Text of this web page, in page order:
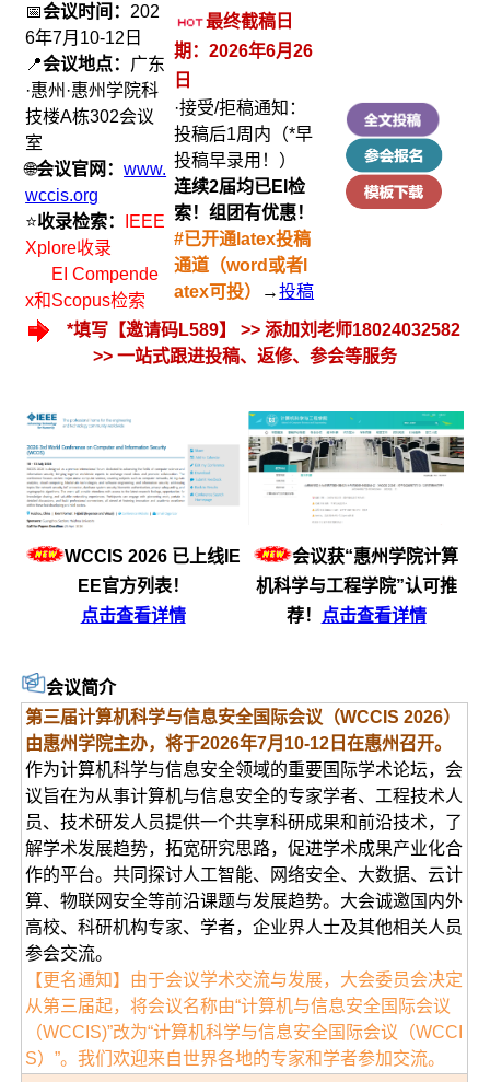
📅会议时间： 202
6年7月10-12日
📍会议地点： 广东
·惠州·惠州学院科
技楼A栋302会议
室
🌐会议官网：www.
wccis.org
⭐收录检索：
IEEE
Xplore收录
EI Compende
x和Scopus检索
最终截稿日
期：2026年6月26
日
·接受/拒稿通知：
投稿后1周内（*早
投稿早录用！）
连续2届均已EI检
索！组团有优惠！
#已开通latex投稿
通道（word或者l
atex可投） →投稿
*填写【邀请码L589】 >> 添加刘老师18024032582
>> 一站式跟进投稿、返修、参会等服务
WCCIS 2026 已上线IE
EE官方列表！
点击查看详情
会议获“惠州学院计算
机科学与工程学院”认可推
荐！
点击查看详情
会议简介
第三届计算机科学与信息安全国际会议（WCCIS 2026）
由惠州学院主办，将于2026年7月10-12日在惠州召开。
作为计算机科学与信息安全领域的重要国际学术论坛，会
议旨在为从事计算机与信息安全的专家学者、工程技术人
员、技术研发人员提供一个共享科研成果和前沿技术，了
解学术发展趋势，拓宽研究思路，促进学术成果产业化合
作的平台。共同探讨人工智能、网络安全、大数据、云计
算、物联网安全等前沿课题与发展趋势。大会诚邀国内外
高校、科研机构专家、学者，企业界人士及其他相关人员
参会交流。
【更名通知】由于会议学术交流与发展，大会委员会决定
从第三届起，将会议名称由“计算机与信息安全国际会议
（WCCIS)”改为“计算机科学与信息安全国际会议（WCCI
S）”。我们欢迎来自世界各地的专家和学者参加交流。